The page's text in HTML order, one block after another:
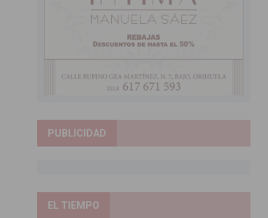
PUBLICIDAD
EL TIEMPO